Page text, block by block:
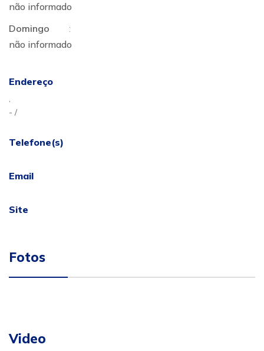
não informado
Domingo
:
não informado
Endereço
,
- /
Telefone(s)
Email
Site
Fotos
Video